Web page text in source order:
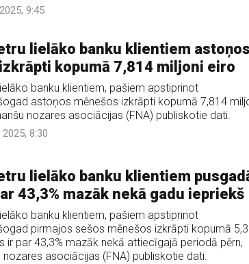
9:45
lielāko banku klientiem astoņos
kopumā 7,814 miljoni eiro
banku klientiem, pašiem apstiprinot
astoņos mēnešos izkrāpti kopumā 7,814
nozares asociācijas (FNA) publiskotie dati.
8:30
lielāko banku klientiem
43,3% mazāk nekā gadu iepriekš
banku klientiem, pašiem apstiprinot
pirmajos sešos mēnešos izkrāpti kopumā
ir par 43,3% mazāk nekā attiecīgajā periodā pērn,
nozares asociācijas (FNA) publiskotie dati.